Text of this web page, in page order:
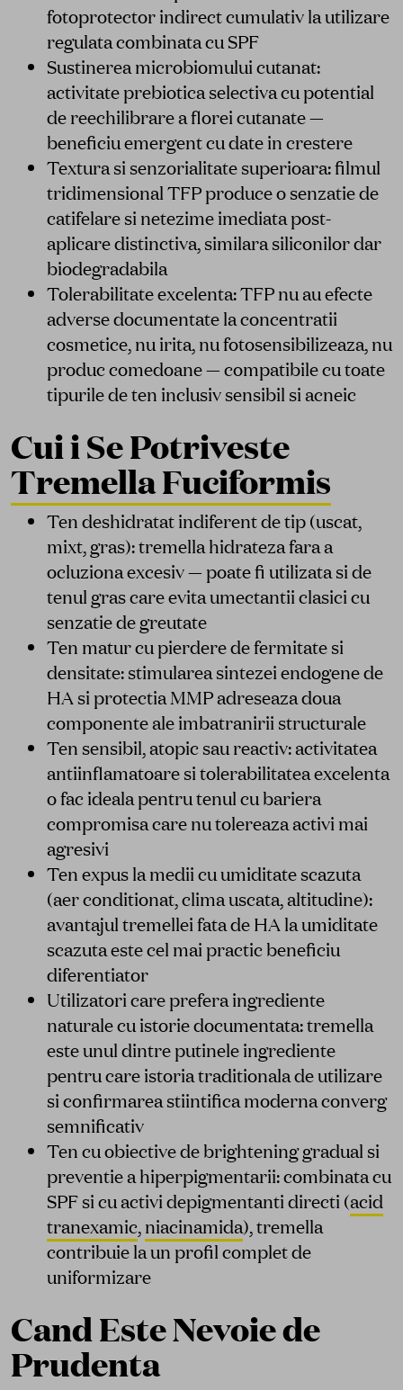
fotoprotector indirect cumulativ la utilizare
regulata combinata cu SPF
Sustinerea microbiomului cutanat:
activitate prebi­otica selectiva cu potential
de reechilibrare a florei cutanate —
beneficiu emergent cu date in crestere
Textura si senzorialitate superioara: filmul
tridimensional TFP produce o senzatie de
catifelare si netezime imediata post-
aplicare distinctiva, similara siliconilor dar
biodegradabila
Tolerabilitate excelenta: TFP nu au efecte
adverse documentate la concentratii
cosmetice, nu irita, nu fotosensibilizeaza, nu
produc comedoane — compatibile cu toate
tipurile de ten inclusiv sensibil si acneic
Cui i Se Potriveste
Tremella Fuciformis
Ten deshidratat indiferent de tip (uscat,
mixt, gras): tremella hidrateza fara a
ocluziona excesiv — poate fi utilizata si de
tenul gras care evita umectantii clasici cu
senzatie de greutate
Ten matur cu pierdere de fermitate si
densitate: stimularea sintezei endogene de
HA si protectia MMP adreseaza doua
componente ale imbatranirii structurale
Ten sensibil, atopic sau reactiv: activitatea
antiinflamatoare si tolerabilitatea excelenta
o fac ideala pentru tenul cu bariera
compromisa care nu tolereaza activi mai
agresivi
Ten expus la medii cu umiditate scazuta
(aer conditionat, clima uscata, altitudine):
avantajul tremellei fata de HA la umiditate
scazuta este cel mai practic beneficiu
diferentiator
Utilizatori care prefera ingrediente
naturale cu istorie documentata: tremella
este unul dintre putinele ingrediente
pentru care istoria traditionala de utilizare
si confirmarea stiintifica moderna converg
semnificativ
Ten cu obiective de brightening gradual si
preventie a hiperpigmentarii: combinata cu
SPF si cu activi depigmentanti directi (acid
tranexamic,niacinamida), tremella
contribuie la un profil complet de
uniformizare
Cand Este Nevoie de
Prudenta